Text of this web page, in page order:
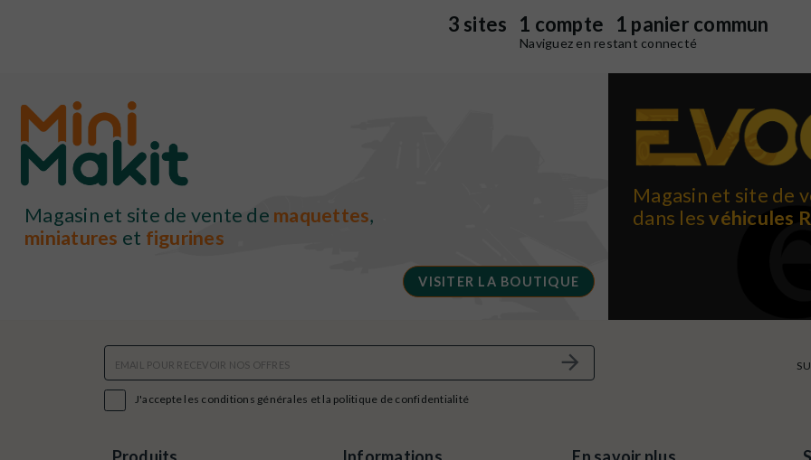
3 sites 1 compte 1 panier commun
Naviguez en restant connecté
Magasin et site de vente de maquettes,
miniatures et figurines
VISITER LA BOUTIQUE
Magasin et site de
dans lesvéhicules
J'accepte les conditions générales et la politique de confidentialité